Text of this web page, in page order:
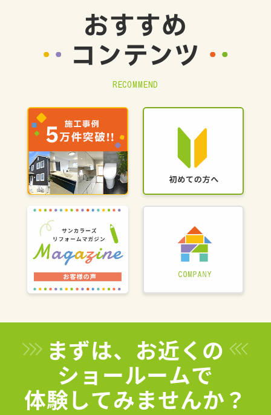
おすすめ
コンテンツ
RECOMMEND
まずは、お近くの
ショールームで
体験してみませんか？